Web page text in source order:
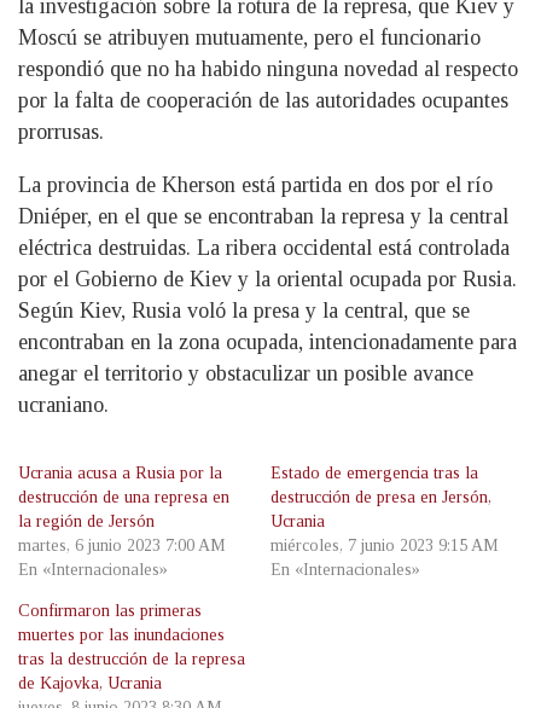
la investigación sobre la rotura de la represa, que Kiev y
Moscú se atribuyen mutuamente, pero el funcionario
respondió que no ha habido ninguna novedad al respecto
por la falta de cooperación de las autoridades ocupantes
prorrusas.
La provincia de Kherson está partida en dos por el río
Dniéper, en el que se encontraban la represa y la central
eléctrica destruidas. La ribera occidental está controlada
por el Gobierno de Kiev y la oriental ocupada por Rusia.
Según Kiev, Rusia voló la presa y la central, que se
encontraban en la zona ocupada, intencionadamente para
anegar el territorio y obstaculizar un posible avance
ucraniano.
Ucrania acusa a Rusia por la
destrucción de una represa en
la región de Jersón
martes, 6 junio 2023 7:00 AM
En «Internacionales»
Estado de emergencia tras la
destrucción de presa en Jersón,
Ucrania
miércoles, 7 junio 2023 9:15 AM
En «Internacionales»
Confirmaron las primeras
muertes por las inundaciones
tras la destrucción de la represa
de Kajovka, Ucrania